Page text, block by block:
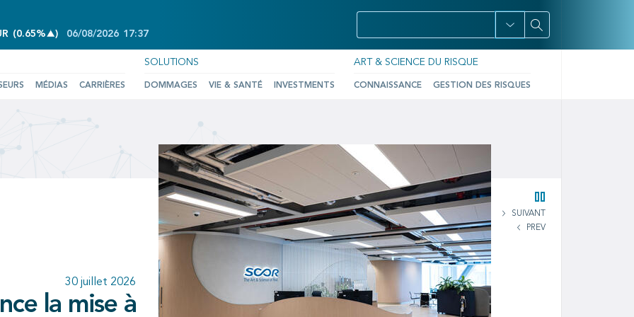
(0.65% )INCREASE OF 0.65%
06/08/2026 17:37
MÉDIAS CARRIÈRES
SOLUTIONS
DOMMAGES VIE & SANTÉ INVESTMENTS
ART & SCIENCE DU RISQUE
CONNAISSANCE GESTION DES RISQUES
SUIVANT
PREV
30 juillet 2026
la mise à
deuxième
et SCOR
acte de la
la